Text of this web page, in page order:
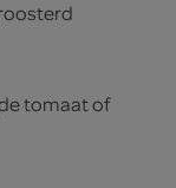
tomaat of